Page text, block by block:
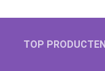
TOP PRODUCTEN